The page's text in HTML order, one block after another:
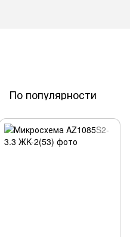
По популярности